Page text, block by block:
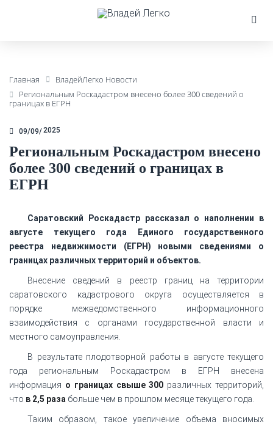
Главная
ВладейЛегко Новости
Региональным Роскадастром внесено более 300 сведений о
границах в ЕГРН
09/09 2025
Региональным Роскадастром внесено
более 300 сведений о границах в
ЕГРН
Саратовский Роскадастр рассказал о наполнении в
августе текущего года Единого государственного
реестра недвижимости (ЕГРН) новыми сведениями о
границах различных территорий и объектов.
Внесение сведений в реестр границ на территории
саратовского кадастрового округа осуществляется в
порядке межведомственного информационного
взаимодействия с органами государственной власти и
местного самоуправления.
В результате плодотворной работы в августе текущего
года региональным Роскадастром в ЕГРН внесена
информация о границах свыше 300 различных территорий,
что в 2,5 раза больше чем в прошлом месяце текущего года.
Таким образом, такое увеличение объема вносимых